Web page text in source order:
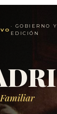
· GOBIERNO
EDICIÓN